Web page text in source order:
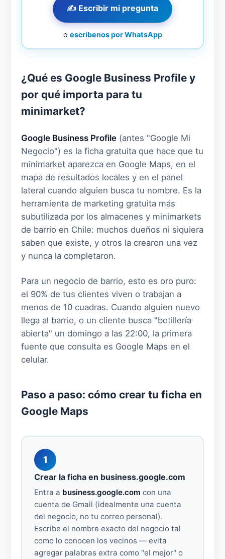
✍️ Escribir mi pregunta
o escríbenos por WhatsApp
¿Qué es Google Business Profile y
por qué importa para tu
minimarket?
Google Business Profile (antes "Google Mi
Negocio") es la ficha gratuita que hace que tu
minimarket aparezca en Google Maps, en el
mapa de resultados locales y en el panel
lateral cuando alguien busca tu nombre. Es la
herramienta de marketing gratuita más
subutilizada por los almacenes y minimarkets
de barrio en Chile: muchos dueños ni siquiera
saben que existe, y otros la crearon una vez
y nunca la completaron.
Para un negocio de barrio, esto es oro puro:
el 90% de tus clientes viven o trabajan a
menos de 10 cuadras. Cuando alguien nuevo
llega al barrio, o un cliente busca "botillería
abierta" un domingo a las 22:00, la primera
fuente que consulta es Google Maps en el
celular.
Paso a paso: cómo crear tu ficha en
Google Maps
1
Crear la ficha en business.google.com
Entra a business.google.com con una
cuenta de Gmail (idealmente una cuenta
del negocio, no tu correo personal).
Escribe el nombre exacto del negocio tal
como lo conocen los vecinos — evita
agregar palabras extra como "el mejor" o